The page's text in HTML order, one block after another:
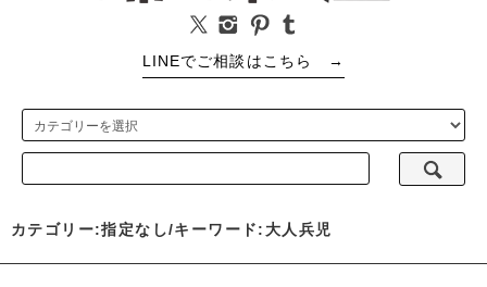
LINEでご相談はこちら →
カテゴリー:指定なし/キーワード:大人兵児